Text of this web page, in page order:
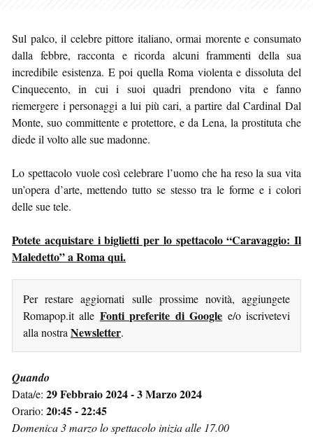
Sul palco, il celebre pittore italiano, ormai morente e consumato
dalla febbre, racconta e ricorda alcuni frammenti della sua
incredibile esistenza. E poi quella Roma violenta e dissoluta del
Cinquecento, in cui i suoi quadri prendono vita e fanno
riemergere i personaggi a lui più cari, a partire dal Cardinal Dal
Monte, suo committente e protettore, e da Lena, la prostituta che
diede il volto alle sue madonne.
Lo spettacolo vuole così celebrare l’uomo che ha reso la sua vita
un’opera d’arte, mettendo tutto se stesso tra le forme e i colori
delle sue tele.
Potete acquistare i biglietti per lo spettacolo “Caravaggio: Il
Maledetto” a Roma qui.
Per restare aggiornati sulle prossime novità, aggiungete
Romapop.it alle Fonti preferite di Google e/o iscrivetevi
alla nostra Newsletter.
Quando
Data/e: 29 Febbraio 2024 - 3 Marzo 2024
Orario: 20:45 - 22:45
Domenica 3 marzo lo spettacolo inizia alle 17.00